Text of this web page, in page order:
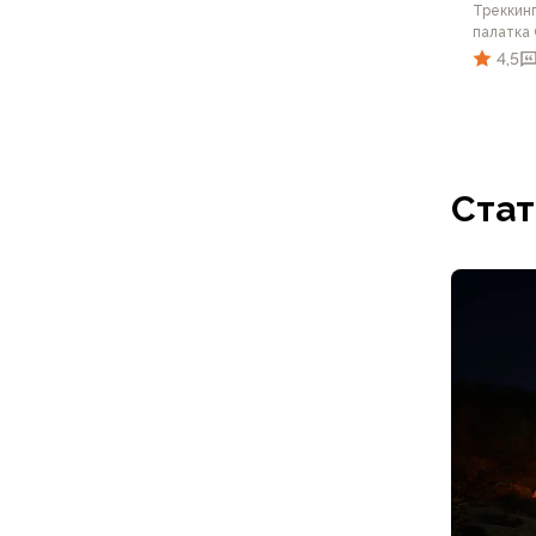
палатка
4,5